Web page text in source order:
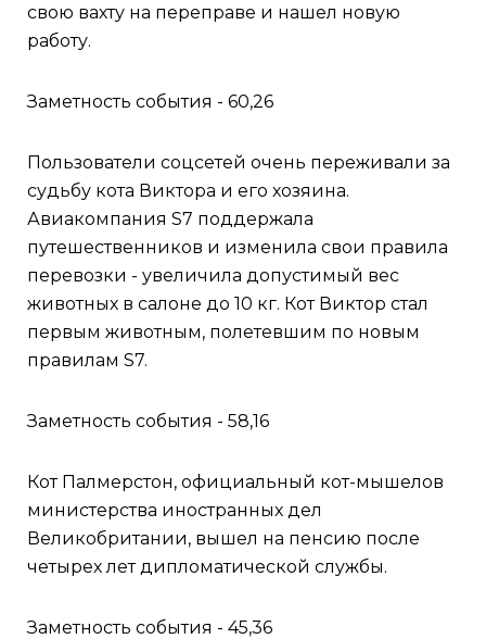
свою вахту на переправе и нашел новую
работу.
Заметность события - 60,26
Пользователи соцсетей очень переживали за
судьбу кота Виктора и его хозяина.
Авиакомпания S7 поддержала
путешественников и изменила свои правила
перевозки - увеличила допустимый вес
животных в салоне до 10 кг. Кот Виктор стал
первым животным, полетевшим по новым
правилам S7.
Заметность события - 58,16
Кот Палмерстон, официальный кот-мышелов
министерства иностранных дел
Великобритании, вышел на пенсию после
четырех лет дипломатической службы.
Заметность события - 45,36